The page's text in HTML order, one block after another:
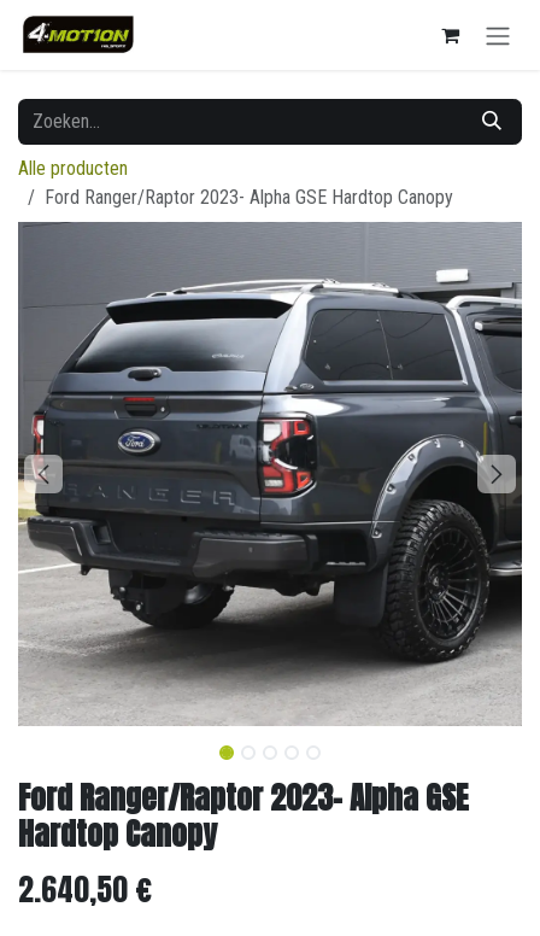
Overslaan naar inhoud
Alle producten
Ford Ranger/Raptor 2023- Alpha GSE Hardtop Canopy
Ford Ranger/Raptor 2023- Alpha GSE
Hardtop Canopy
2.640,50€